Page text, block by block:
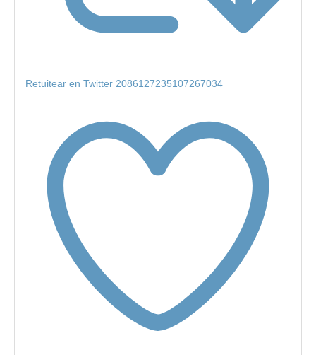
Retuitear en Twitter 2086127235107267034